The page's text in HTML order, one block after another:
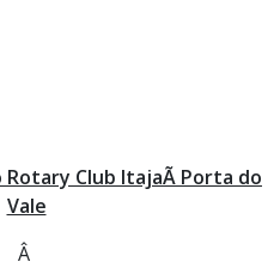
Club ItajaÃ­ Porta do
Vale
Â